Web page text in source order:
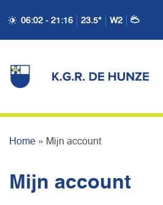
06:02 - 21:16 23.5° W2
Home » Mijn account
Mijn account